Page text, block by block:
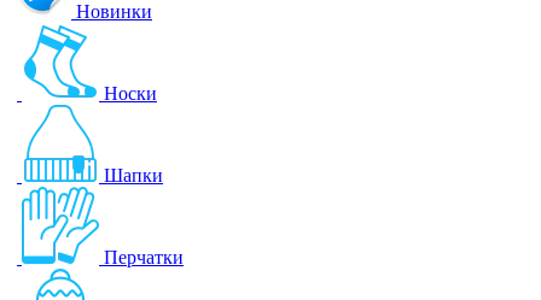
Новинки
Носки
Шапки
Перчатки